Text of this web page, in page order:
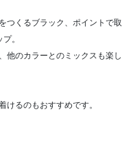
つくるブラック、ポイントで取
。
他のカラーとのミックスも楽し
けるのもおすすめです。